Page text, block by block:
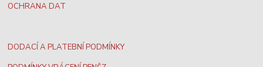
OCHRANA DAT
DODACÍ A PLATEBNÍ PODMÍNKY